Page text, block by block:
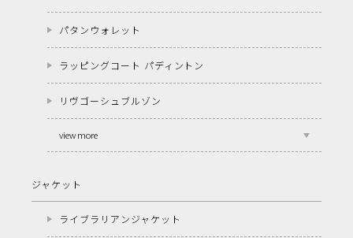
パタンウォレット
ラッピングコート パディントン
リヴゴーシュブルゾン
view more
ジャケット
ライブラリアンジャケット